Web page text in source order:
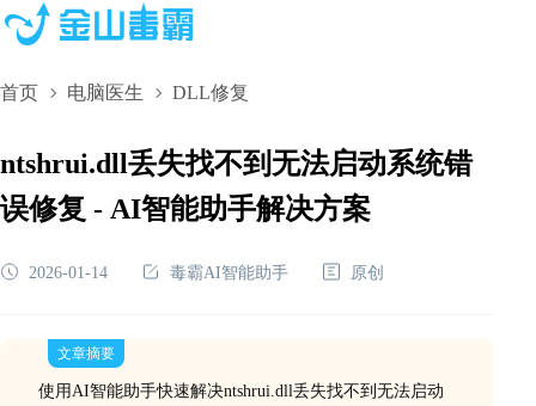
首页 电脑医生 DLL修复
ntshrui.dll丢失找不到无法启动系统错
误修复 - AI智能助手解决方案
2026-01-14 毒霸AI智能助手 原创
文章摘要
使用AI智能助手快速解决ntshrui.dll丢失找不到无法启动